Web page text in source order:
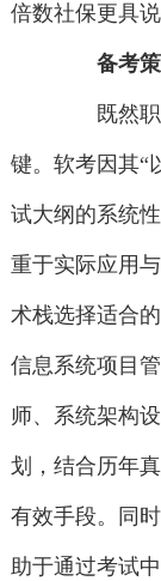
倍数社保更具说
备考
既然职
键。软考因其“
试大纲的系统
重于实际应用
术栈选择适合
信息系统项目
师、系统架构
划，结合历年
有效手段。同
助于通过考试